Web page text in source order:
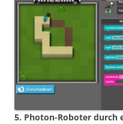
5. Photon-Roboter durch